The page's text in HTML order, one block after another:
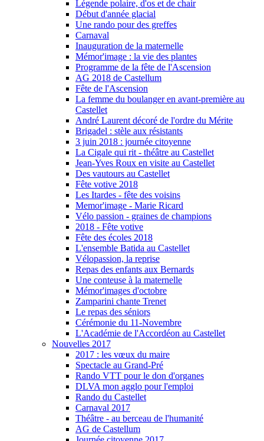
Légende polaire, d'os et de chair
Début d'année glacial
Une rando pour des greffes
Carnaval
Inauguration de la maternelle
Mémor'image : la vie des plantes
Programme de la fête de l'Ascension
AG 2018 de Castellum
Fête de l'Ascension
La femme du boulanger en avant-première au
Castellet
André Laurent décoré de l'ordre du Mérite
Brigadel : stèle aux résistants
3 juin 2018 : journée citoyenne
La Cigale qui rit - théâtre au Castellet
Jean-Yves Roux en visite au Castellet
Des vautours au Castellet
Fête votive 2018
Les Itardes - fête des voisins
Memor'image - Marie Ricard
Vélo passion - graines de champions
2018 - Fête votive
Fête des écoles 2018
L'ensemble Batida au Castellet
Vélopassion, la reprise
Repas des enfants aux Bernards
Une conteuse à la maternelle
Mémor'images d'octobre
Zamparini chante Trenet
Le repas des séniors
Cérémonie du 11-Novembre
L'Académie de l'Accordéon au Castellet
Nouvelles 2017
2017 : les vœux du maire
Spectacle au Grand-Pré
Rando VTT pour le don d'organes
DLVA mon agglo pour l'emploi
Rando du Castellet
Carnaval 2017
Théâtre - au berceau de l'humanité
AG de Castellum